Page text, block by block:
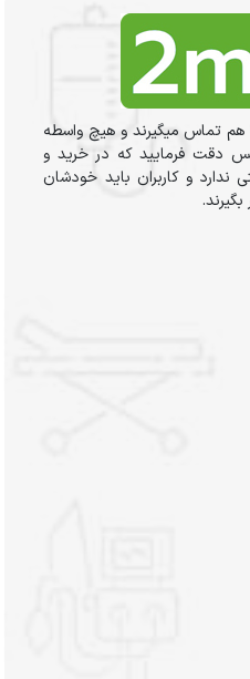
هم تماس میگیرند و هیچ واسطه
دقت فرمایید که در خرید و
و کاربران باید خودشان